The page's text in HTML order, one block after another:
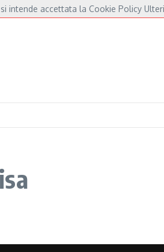
a Pisa, una serata “indispensabile” in Piazza
intende accettata la Cookie Policy